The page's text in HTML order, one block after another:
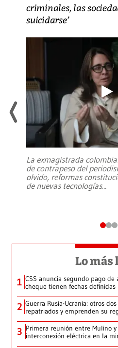
criminales, las
suicidarse’
La exmagistrada
de contrapeso del
olvido, reformas
de nuevas tecnologías...
Lo más
1 CSS anuncia segundo pago de
cheque tienen fechas definidas
2 Guerra Rusia-Ucrania: otros
repatriados y emprenden su
3 Primera reunión entre Mulino y
interconexión eléctrica en la